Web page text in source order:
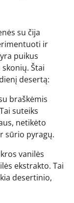
su čija
ir
puikus
Štai
desertą:
braškėmis
suteiks
netikėto
sūrio pyragų.
vanilės
ekstrakto. Tai
desertinio,